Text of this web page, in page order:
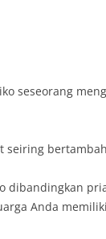
seseorang
seiring
dibandingkan
Anda